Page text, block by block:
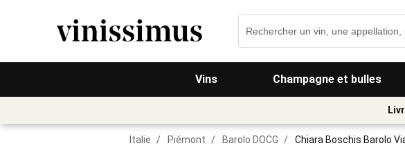
Vins Champagne et bulles
Italie / Piémont / Barolo DOCG / Chiara Boschis Barolo